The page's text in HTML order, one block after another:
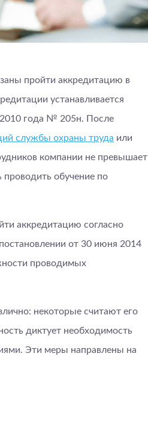
пройти аккредитацию в
устанавливается
2010 года № 205н. После
службы охраны труда или
компании не превышает
обучение по
аккредитацию согласно
от 30 июня 2014
проводимых
некоторые считают его
диктует необходимость
Эти меры направлены на